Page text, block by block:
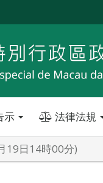
示 法律法規
19日14時00分)